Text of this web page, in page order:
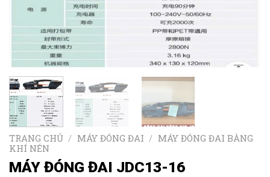
TRANG CHỦ / MÁY ĐÓNG ĐAI / MÁY ĐÓNG ĐAI BÀNG
KHÍ NÉN
MÁY ĐÓNG ĐAI JDC13-16